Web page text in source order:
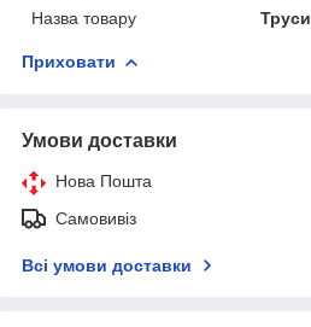
Назва товару
Труси
Приховати
Умови доставки
Нова Пошта
Самовивіз
Всі умови доставки